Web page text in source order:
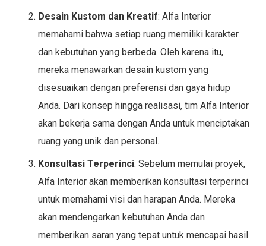
Desain Kustom dan Kreatif: Alfa Interior
memahami bahwa setiap ruang memiliki karakter
dan kebutuhan yang berbeda. Oleh karena itu,
mereka menawarkan desain kustom yang
disesuaikan dengan preferensi dan gaya hidup
Anda. Dari konsep hingga realisasi, tim Alfa Interior
akan bekerja sama dengan Anda untuk menciptakan
ruang yang unik dan personal.
Konsultasi Terperinci: Sebelum memulai proyek,
Alfa Interior akan memberikan konsultasi terperinci
untuk memahami visi dan harapan Anda. Mereka
akan mendengarkan kebutuhan Anda dan
memberikan saran yang tepat untuk mencapai hasil